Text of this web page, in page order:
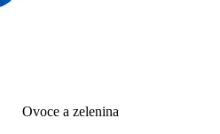
Ovoce a zelenina